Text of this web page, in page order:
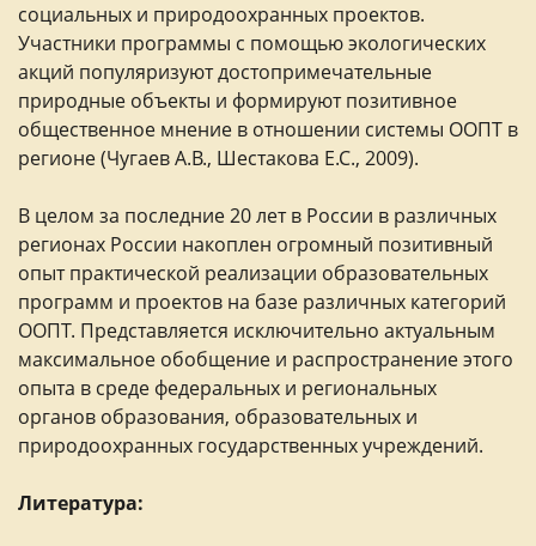
социальных и природоохранных проектов.
Участники программы с помощью экологических
акций популяризуют достопримечательные
природные объекты и формируют позитивное
общественное мнение в отношении системы ООПТ в
регионе (Чугаев А.В., Шестакова E.C., 2009).
В целом за последние 20 лет в России в различных
регионах России накоплен огромный позитивный
опыт практической реализации образовательных
программ и проектов на базе различных категорий
ООПТ. Представляется исключительно актуальным
максимальное обобщение и распространение этого
опыта в среде федеральных и региональных
органов образования, образовательных и
природоохранных государственных учреждений.
Литература: